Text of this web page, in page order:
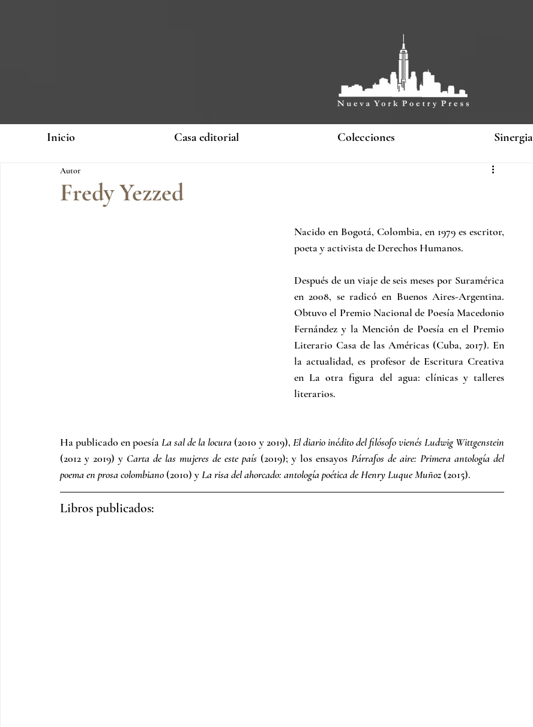
Inicio Casa editorial Colecciones Sinergia
Fredy Yezzed
Autor
Nacido en Bogotá, Colombia, en 1979 es escritor,
poeta y activista de Derechos Humanos.
Después de un viaje de seis meses por Suramérica
en 2008, se radicó en Buenos Aires-Argentina.
Obtuvo el Premio Nacional de Poesía Macedonio
Fernández y la Mención de Poesía en el Premio
Literario Casa de las Américas (Cuba, 2017). En
la actualidad, es profesor de Escritura Creativa
en La otra figura del agua: clínicas y talleres
literarios.
Ha publicado en poesía La sal de la locura (2010 y 2019), El diario inédito del filósofo vienés Ludwig Wittgenstein
(2012 y 2019) y Carta de las mujeres de este país (2019); y los ensayos Párrafos de aire: Primera antología del
poema en prosa colombiano (2010) y La risa del ahorcado: antología poética de Henry Luque Muñoz (2015).
Libros publicados: